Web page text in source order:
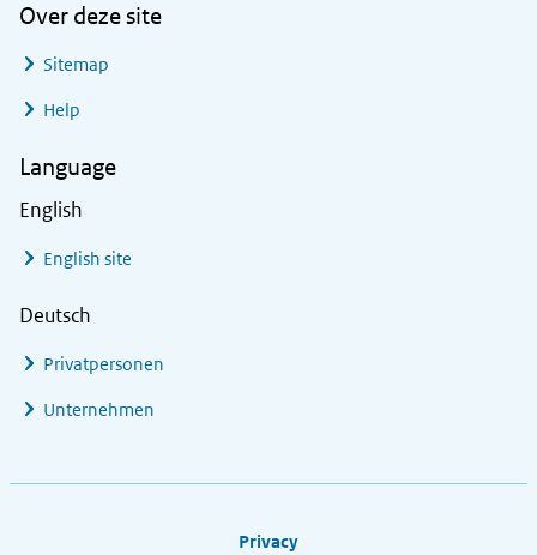
Over deze site
Sitemap
Help
Language
English
English site
Deutsch
Privatpersonen
Unternehmen
Privacy